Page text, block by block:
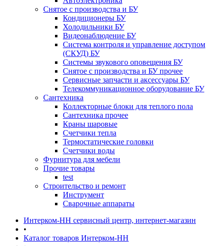
Снятое с производства и БУ
Кондиционеры БУ
Холодильники БУ
Видеонаблюдение БУ
Система контроля и управление доступом
(СКУД) БУ
Системы звукового оповещения БУ
Снятое с производства и БУ прочее
Сервисные запчасти и аксессуары БУ
Телекоммуникационное оборудование БУ
Сантехника
Коллекторные блоки для теплого пола
Сантехника прочее
Краны шаровые
Счетчики тепла
Термоcтатические головки
Счетчики воды
Фурнитура для мебели
Прочие товары
test
Строительство и ремонт
Инструмент
Сварочные аппараты
Интерком-НН сервисный центр, интернет-магазин
•
Каталог товаров Интерком-НН